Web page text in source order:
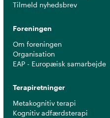
Tilmeld nyhedsbrev
Foreningen
Om foreningen
Organisation
EAP - Europæisk samarbejde
Terapiretninger
Metakognitiv terapi
Kognitiv adfærdsterapi